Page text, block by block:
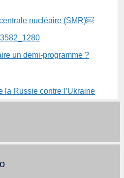
centrale nucléaire (SMR)￼
un demi-programme ?
la Russie contre l’Ukraine